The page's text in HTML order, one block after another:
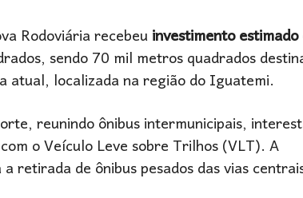
Rodoviária recebeuinvestimento
sendo 70 mil metros quadrados
localizada na região do Iguatemi.
reunindo ônibus intermunicipais,
o Veículo Leve sobre Trilhos (VLT). A
retirada de ônibus pesados das vias